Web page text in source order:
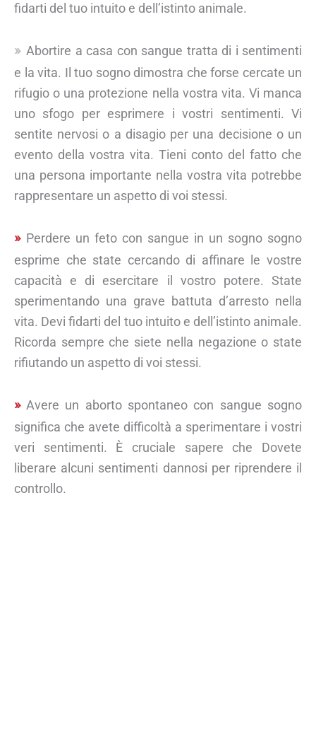
fidarti del tuo intuito e dell’istinto animale.
Abortire a casa con sangue tratta di i sentimenti
e la vita. Il tuo sogno dimostra che forse cercate un
rifugio o una protezione nella vostra vita. Vi manca
uno sfogo per esprimere i vostri sentimenti. Vi
sentite nervosi o a disagio per una decisione o un
evento della vostra vita. Tieni conto del fatto che
una persona importante nella vostra vita potrebbe
rappresentare un aspetto di voi stessi.
Perdere un feto con sangue in un sogno sogno
esprime che state cercando di affinare le vostre
capacità e di esercitare il vostro potere. State
sperimentando una grave battuta d’arresto nella
vita. Devi fidarti del tuo intuito e dell’istinto animale.
Ricorda sempre che siete nella negazione o state
rifiutando un aspetto di voi stessi.
Avere un aborto spontaneo con sangue sogno
significa che avete difficoltà a sperimentare i vostri
veri sentimenti. È cruciale sapere che Dovete
liberare alcuni sentimenti dannosi per riprendere il
controllo.